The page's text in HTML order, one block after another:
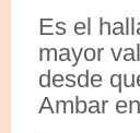
Es el
mayor
desde
Ambar